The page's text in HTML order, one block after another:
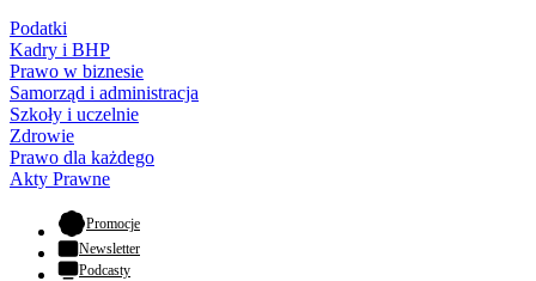
Podatki
Kadry i BHP
Prawo w biznesie
Samorząd i administracja
Szkoły i uczelnie
Zdrowie
Prawo dla każdego
Akty Prawne
Promocje- otwiera się w nowej karcie
Newsletter
Podcasty